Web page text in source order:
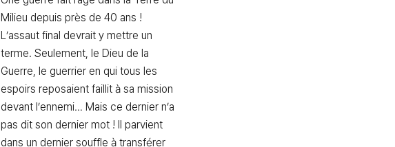
Milieu depuis près de 40 ans !
L’assaut final devrait y mettre un
terme. Seulement, le Dieu de la
Guerre, le guerrier en qui tous les
espoirs reposaient faillit à sa mission
devant l’ennemi… Mais ce dernier n’a
pas dit son dernier mot ! Il parvient
dans un dernier souffle à transférer